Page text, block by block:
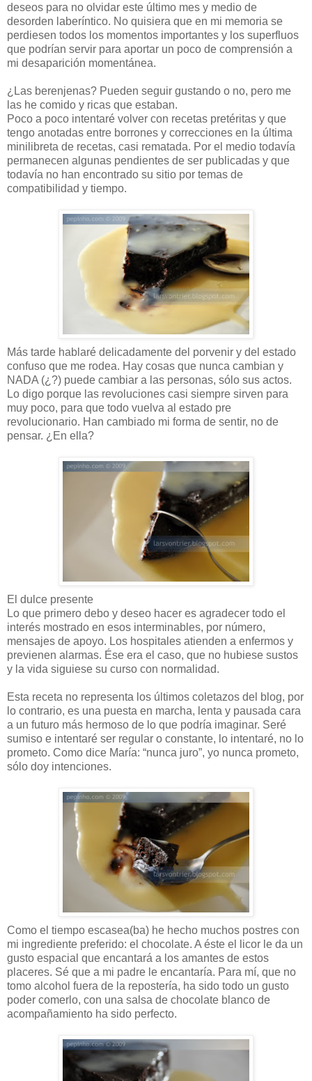
deseos para no olvidar este último mes y medio de
desorden laberíntico. No quisiera que en mi memoria se
perdiesen todos los momentos importantes y los superfluos
que podrían servir para aportar un poco de comprensión a
mi desaparición momentánea.
¿Las berenjenas? Pueden seguir gustando o no, pero me
las he comido y ricas que estaban.
Poco a poco intentaré volver con recetas pretéritas y que
tengo anotadas entre borrones y correcciones en la última
minilibreta de recetas, casi rematada. Por el medio todavía
permanecen algunas pendientes de ser publicadas y que
todavía no han encontrado su sitio por temas de
compatibilidad y tiempo.
Más tarde hablaré delicadamente del porvenir y del estado
confuso que me rodea. Hay cosas que nunca cambian y
NADA (¿?) puede cambiar a las personas, sólo sus actos.
Lo digo porque las revoluciones casi siempre sirven para
muy poco, para que todo vuelva al estado pre
revolucionario. Han cambiado mi forma de sentir, no de
pensar. ¿En ella?
El dulce presente
Lo que primero debo y deseo hacer es agradecer todo el
interés mostrado en esos interminables, por número,
mensajes de apoyo. Los hospitales atienden a enfermos y
previenen alarmas. Ése era el caso, que no hubiese sustos
y la vida siguiese su curso con normalidad.
Esta receta no representa los últimos coletazos del blog, por
lo contrario, es una puesta en marcha, lenta y pausada cara
a un futuro más hermoso de lo que podría imaginar. Seré
sumiso e intentaré ser regular o constante, lo intentaré, no lo
prometo. Como dice María: “nunca juro”, yo nunca prometo,
sólo doy intenciones.
Como el tiempo escasea(ba) he hecho muchos postres con
mi ingrediente preferido: el chocolate. A éste el licor le da un
gusto espacial que encantará a los amantes de estos
placeres. Sé que a mi padre le encantaría. Para mí, que no
tomo alcohol fuera de la repostería, ha sido todo un gusto
poder comerlo, con una salsa de chocolate blanco de
acompañamiento ha sido perfecto.